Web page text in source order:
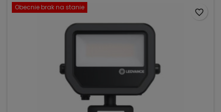
Obecnie brak na stanie
favorite_border